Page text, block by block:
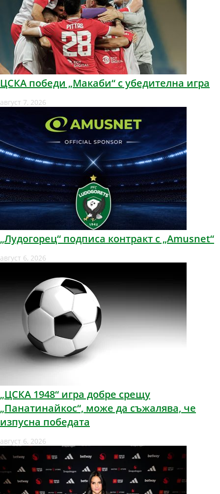
ЦСКА победи „Макаби“ с убедителна игра
август 7, 2026
„Лудогорец“ подписа контракт с „Amusnet“
август 6, 2026
„ЦСКА 1948“ игра добре срещу
„Панатинайкос“, може да съжалява, че
изпусна победата
август 6, 2026